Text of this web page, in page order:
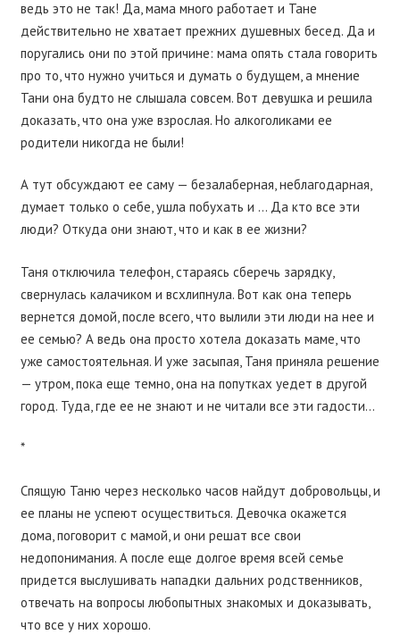
ведь это не так! Да, мама много работает и Тане
действительно не хватает прежних душевных бесед. Да и
поругались они по этой причине: мама опять стала говорить
про то, что нужно учиться и думать о будущем, а мнение
Тани она будто не слышала совсем. Вот девушка и решила
доказать, что она уже взрослая. Но алкоголиками ее
родители никогда не были!
А тут обсуждают ее саму — безалаберная, неблагодарная,
думает только о себе, ушла побухать и … Да кто все эти
люди? Откуда они знают, что и как в ее жизни?
Таня отключила телефон, стараясь сберечь зарядку,
свернулась калачиком и всхлипнула. Вот как она теперь
вернется домой, после всего, что вылили эти люди на нее и
ее семью? А ведь она просто хотела доказать маме, что
уже самостоятельная. И уже засыпая, Таня приняла решение
— утром, пока еще темно, она на попутках уедет в другой
город. Туда, где ее не знают и не читали все эти гадости…
*
Спящую Таню через несколько часов найдут добровольцы, и
ее планы не успеют осуществиться. Девочка окажется
дома, поговорит с мамой, и они решат все свои
недопонимания. А после еще долгое время всей семье
придется выслушивать нападки дальних родственников,
отвечать на вопросы любопытных знакомых и доказывать,
что все у них хорошо.